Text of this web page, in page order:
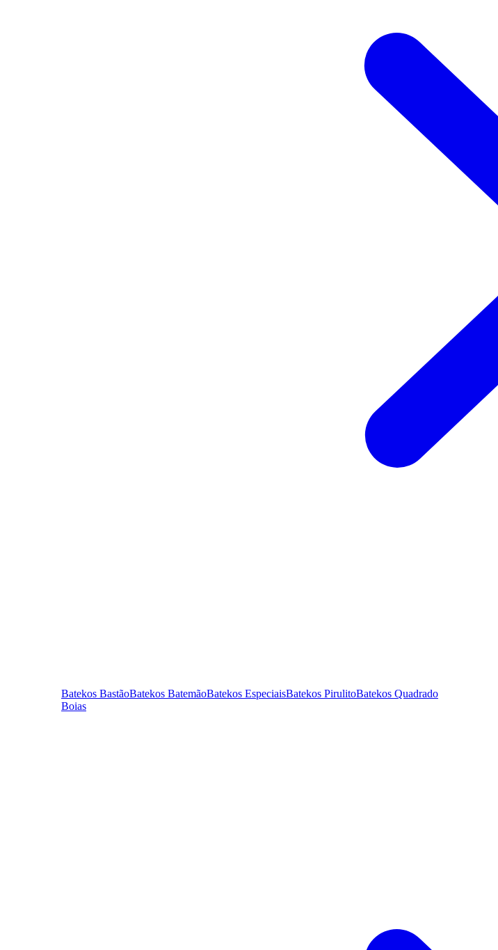
Batekos BastãoBatekos BatemãoBatekos EspeciaisBatekos PirulitoBatekos Quadrado
Boias